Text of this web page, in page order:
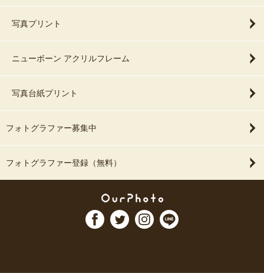
写真プリント
ニューボーン アクリルフレーム
写真台紙プリント
フォトグラファー募集中
フォトグラファー登録（無料）